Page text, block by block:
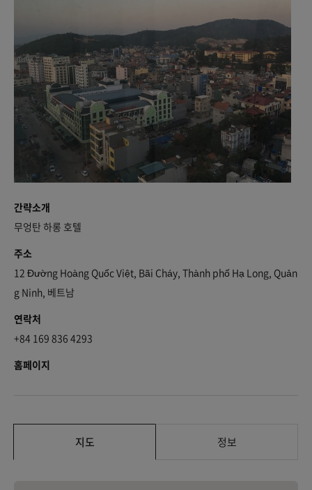
간략소개
무엉탄 하롱 호텔
주소
12 Đường Hoàng Quốc Việt, Bãi Cháy, Thành phố Hạ Long, Quản
g Ninh, 베트남
연락처
+84 169 836 4293
홈페이지
지도 정보